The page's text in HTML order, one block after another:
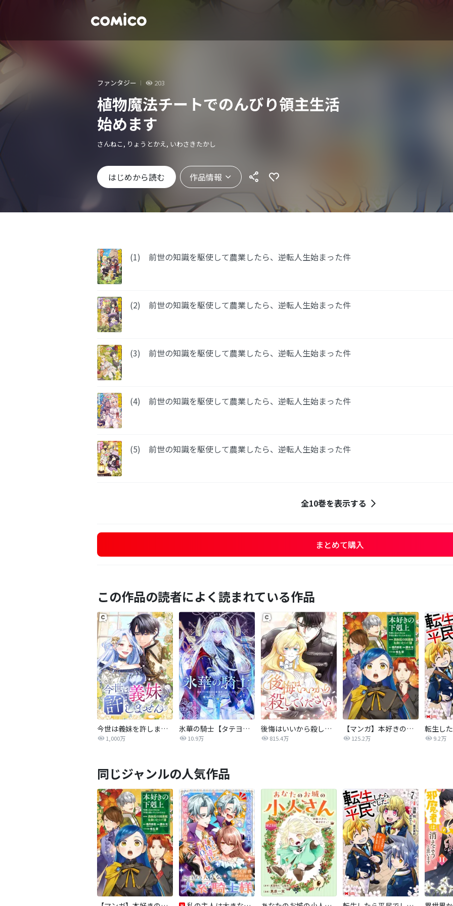
ファンタジー 203
植物魔法チートでのんびり領主生活
始めます
さんねこ, りょうとかえ, いわさきたかし
はじめから読む 作品情報
(1) 前世の知識を駆使して農業したら、逆転人生始まった件
(2) 前世の知識を駆使して農業したら、逆転人生始まった件
(3) 前世の知識を駆使して農業したら、逆転人生始まった件
(4) 前世の知識を駆使して農業したら、逆転人生始まった件
(5) 前世の知識を駆使して農業したら、逆転人生始まった件
全10巻を表示する
まとめて購入
この作品の読者によく読まれている作品
今世は義妹を許しません
1,000万
氷華の騎士【タテヨミ】
10.9万
後悔はいいから殺してください
815.4万
【マンガ】本好きの下剋上 第四部
125.2万 9.2万
同じジャンルの人気作品